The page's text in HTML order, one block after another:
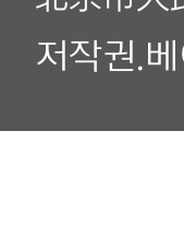
저작권.